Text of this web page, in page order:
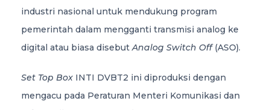
industri nasional untuk mendukung program
pemerintah dalam mengganti transmisi analog ke
digital atau biasa disebutAnalog Switch Off(ASO).
Set Top Box INTI DVBT2 ini diproduksi dengan
mengacu pada Peraturan Menteri Komunikasi dan